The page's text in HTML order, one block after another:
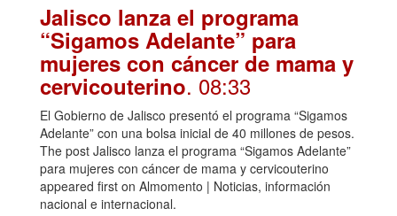
Jalisco lanza el programa
“Sigamos Adelante” para
mujeres con cáncer de mama y
cervicouterino. 08:33
El Gobierno de Jalisco presentó el programa “Sigamos
Adelante” con una bolsa inicial de 40 millones de pesos.
The post Jalisco lanza el programa “Sigamos Adelante”
para mujeres con cáncer de mama y cervicouterino
appeared first on Almomento | Noticias, información
nacional e internacional.